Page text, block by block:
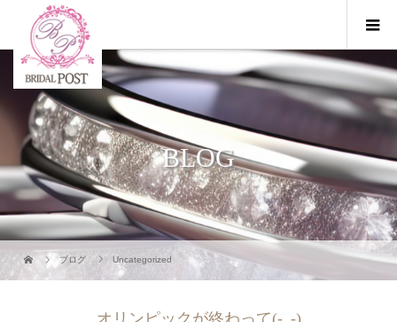
BLOG
ブログ Uncategorized
オリンピックが終わって(-_-)